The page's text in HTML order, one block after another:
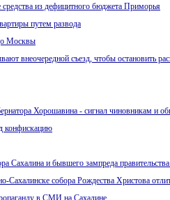
из дефицитного бюджета Приморья
путем развода
Москвы
внеочередной съезд, чтобы остановить
Хорошавина - сигнал чиновникам и
конфискацию
Сахалина и бывшего зампреда
собора Рождества Христова
в СМИ на Сахалине